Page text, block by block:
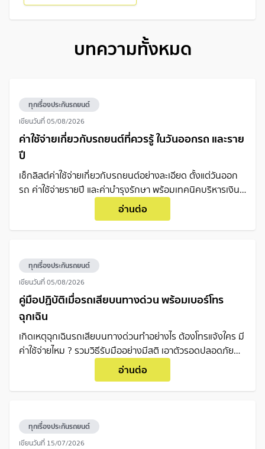
บทความทั้งหมด
ทุกเรื่องประกันรถยนต์
เขียนวันที่05/08/2026
ค่าใช้จ่ายเกี่ยวกับรถยนต์ที่ควรรู้ ในวันออกรถ และราย
ปี
เช็กลิสต์ค่าใช้จ่ายเกี่ยวกับรถยนต์อย่างละเอียด ตั้งแต่วันออก
รถ ค่าใช้จ่ายรายปี และค่าบำรุงรักษา พร้อมเทคนิคบริหารเงิน
อ่านต่อ
ทุกเรื่องประกันรถยนต์
เขียนวันที่05/08/2026
คู่มือปฏิบัติเมื่อรถเสียบนทางด่วน พร้อมเบอร์โทร
ฉุกเฉิน
เกิดเหตุฉุกเฉินรถเสียบนทางด่วนทำอย่างไร ต้องโทรแจ้งใคร มี
ค่าใช้จ่ายไหม ? รวมวิธีรับมืออย่างมีสติ เอาตัวรอดปลอดภัย
พร้อมเบอร์โทรฉุกเฉินที่คนใช้รถต้องรู้
อ่านต่อ
ทุกเรื่องประกันรถยนต์
เขียนวันที่ 15/07/2026